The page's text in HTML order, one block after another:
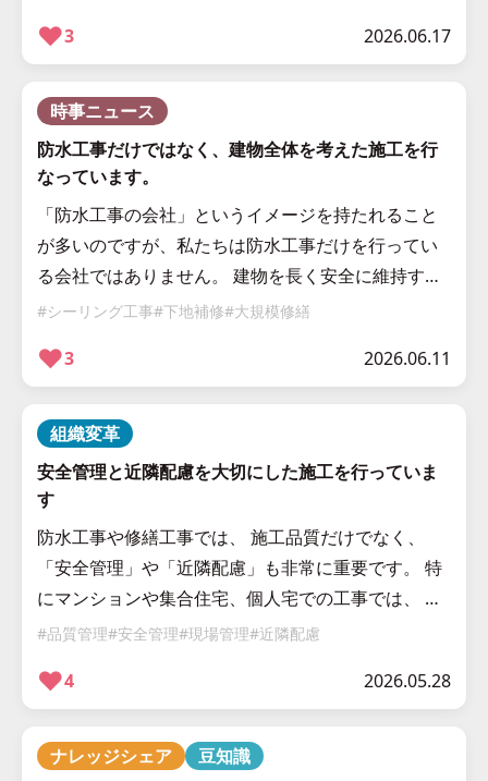
❤︎3 2026.06.17
時事ニュース
防水工事だけではなく、建物全体を考えた施工を行
なっています。
「防水工事の会社」というイメージを持たれること
が多いのですが、私たちは防水工事だけを行ってい
る会社ではありません。 建物を長く安全に維持する
ためには、防水だけでなく、さまざまな工事が必要
#シーリング工事#下地補修#大規模修繕
❤︎3 2026.06.11
組織変革
安全管理と近隣配慮を大切にした施工を行っていま
す
防水工事や修繕工事では、 施工品質だけでなく、
「安全管理」や「近隣配慮」も非常に重要です。 特
にマンションや集合住宅、個人宅での工事では、 居
住者の皆さまが普段通り生活されている中で施工を
#品質管理#安全管理#現場管理#近隣配慮
❤︎4 2026.05.28
ナレッジシェア
豆知識